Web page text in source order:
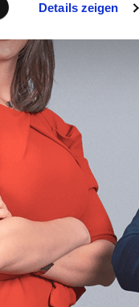
Details zeigen